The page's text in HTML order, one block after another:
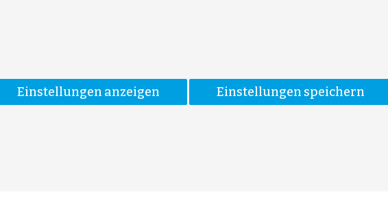
Einstellungen anzeigen Einstellungen speichern